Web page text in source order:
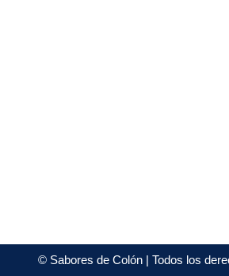
©Sabores de Colón| Todos los